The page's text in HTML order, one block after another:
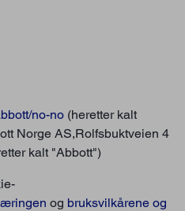
no-no (heretter kalt
Norge AS,Rolfsbuktveien 4
kalt "Abbott")
og bruksvilkårene og